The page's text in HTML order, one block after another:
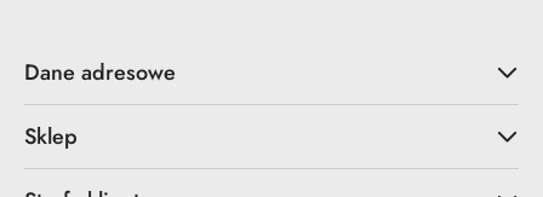
Dane adresowe
Sklep